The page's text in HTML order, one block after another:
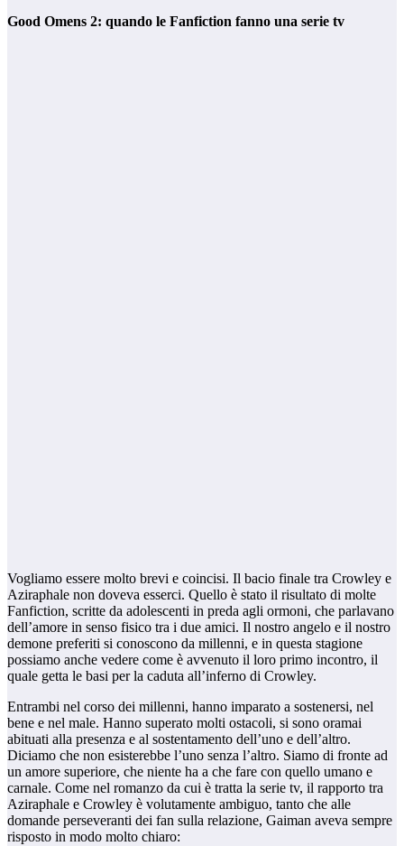
Good Omens 2: quando le Fanfiction fanno una serie tv
Vogliamo essere molto brevi e coincisi. Il bacio finale tra Crowley e
Aziraphale non doveva esserci. Quello è stato il risultato di molte
Fanfiction, scritte da adolescenti in preda agli ormoni, che parlavano
dell’amore in senso fisico tra i due amici. Il nostro angelo e il nostro
demone preferiti si conoscono da millenni, e in questa stagione
possiamo anche vedere come è avvenuto il loro primo incontro, il
quale getta le basi per la caduta all’inferno di Crowley.
Entrambi nel corso dei millenni, hanno imparato a sostenersi, nel
bene e nel male. Hanno superato molti ostacoli, si sono oramai
abituati alla presenza e al sostentamento dell’uno e dell’altro.
Diciamo che non esisterebbe l’uno senza l’altro. Siamo di fronte ad
un amore superiore, che niente ha a che fare con quello umano e
carnale. Come nel romanzo da cui è tratta la serie tv, il rapporto tra
Aziraphale e Crowley è volutamente ambiguo, tanto che alle
domande perseveranti dei fan sulla relazione, Gaiman aveva sempre
risposto in modo molto chiaro: